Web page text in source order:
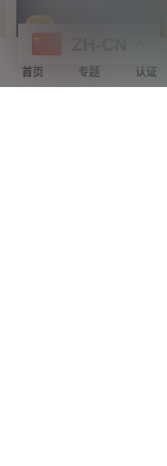
首页 专题 认证